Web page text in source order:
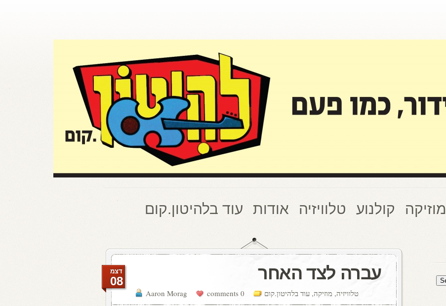
מוזיקה קולנוע טלוויזיה אודות עוד בלהיטון.קום
עברה לצד האחר
Aaron Morag 0 comments טלוויזיה, מוזיקה, עוד בלהיטון.קום
דצמ
08